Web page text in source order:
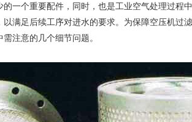
一个重要配件，同时，也是工业空气处理过程
满足后续工序对进水的要求。为保障空压机过
注意的几个细节问题。